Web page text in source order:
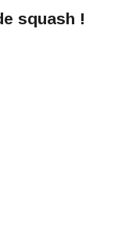
squash !